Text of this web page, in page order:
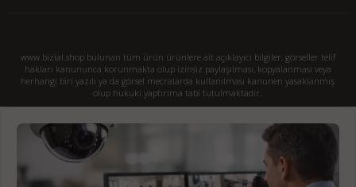
www.bizial.shop bulunan tüm ürün ürünlere ait açıklayıcı bilgiler, görseller telif
hakları kanununca korunmakta olup izinsiz paylaşılması, kopyalanması veya
herhangi biri yazılı ya da görsel mecralarda kullanılması kanunen yasaklanmış
olup hukuki yaptırıma tabi tutulmaktadır.